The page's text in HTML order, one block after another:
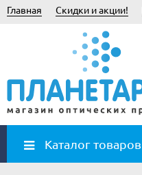
Главная Скидки и акции!
Каталог товаров